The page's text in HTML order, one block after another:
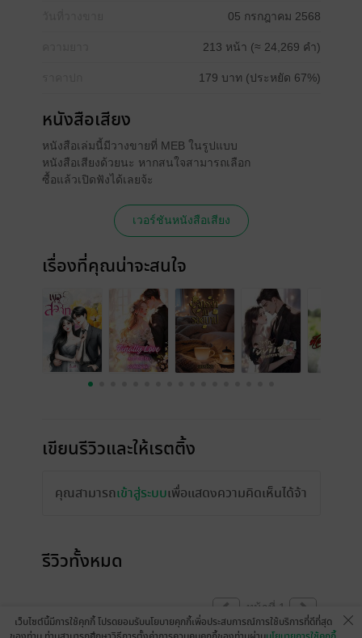
05 กรกฎาคม 2568
213 หน้า (≈ 24,269 คำ)
179 บาท (ประหยัด 67%)
หนังสือเสียง
หนังสือเล่มนี้มีวางขายที่ MEB ในรูปแบบ
หนังสือเสียงด้วยนะ หากสนใจสามารถเลือก
ซื้อแล้วเปิดฟังได้เลยจ้ะ
เวอร์ชันหนังสือเสียง
เรื่องที่คุณน่าจะสนใจ
เขียนรีวิวและให้เรตติ้ง
คุณสามารถเข้าสู่ระบบเพื่อแสดงความคิดเห็นได้จ้า
รีวิวทั้งหมด
หน้าที่ 1
เว็บไซต์นี้มีการใช้คุกกี้ โปรดยอมรับนโยบายคุกกี้เพื่อประสบการณ์การใช้บริการที่ดีที่สุด